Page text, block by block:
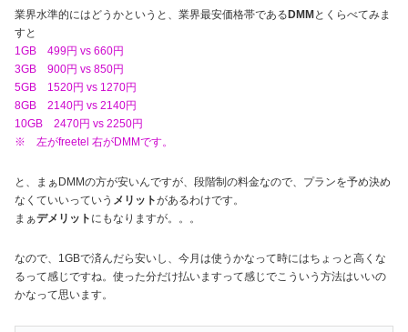
業界水準的にはどうかというと、業界最安価格帯である DMM とくらべてみま
すと
1GB 499円 vs 660円
3GB 900円 vs 850円
5GB 1520円 vs 1270円
8GB 2140円 vs 2140円
10GB 2470円 vs 2250円
※ 左がfreetel 右がDMMです。
と、まぁDMMの方が安いんですが、段階制の料金なので、プランを予め決め
なくていいっていう メリットがあるわけです。
まぁデメリット にもなりますが。。。
なので、1GBで済んだら安いし、今月は使うかなって時にはちょっと高くな
るって感じですね。使った分だけ払いますって感じでこういう方法はいいの
かなって思います。